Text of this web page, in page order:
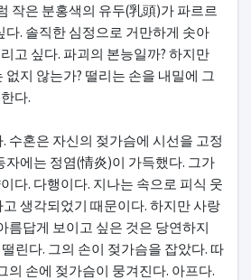
작은 분홍색의 유두(乳頭)가 파르르
다. 솔직한 심정으로 거만하게 솟아
고 싶다. 파괴의 본능일까? 하지만
없지 않는가? 떨리는 손을 내밀에 그
다.
수혼은 자신의 젖가슴에 시선을 고정
자에는 정염(情炎)이 가득했다. 그가
다. 다행이다. 지나는 속으로 피식 웃
생각되었기 때문이다. 하지만 사랑
름답게 보이고 싶은 것은 당연하지
린다. 그의 손이 젖가슴을 잡았다. 따
의 손에 젖가슴이 뭉겨진다. 아프다.